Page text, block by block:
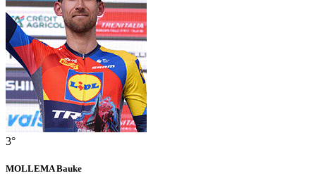
3°
MOLLEMA Bauke